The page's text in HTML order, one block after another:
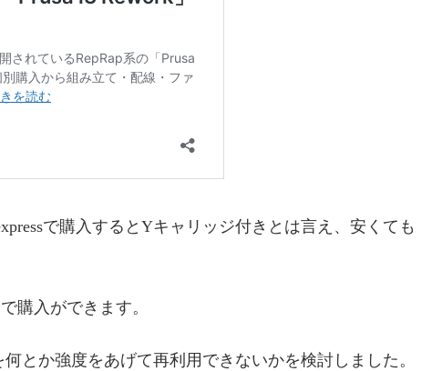
で購入するとYキャリッジ付きとは言え、安くても
購入ができます。
とか強度をあげて再利用できないかを検討しました。